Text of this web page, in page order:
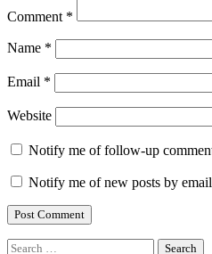
Comment *
Name *
Email *
Website
Notify me of follow-up
Notify me of new posts by
Search